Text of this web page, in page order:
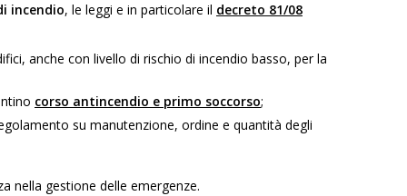
incendio, le leggi e in particolare il decreto 81/08
anche con livello di rischio di incendio basso, per la
corso antincendio e primo soccorso;
su manutenzione, ordine e quantità degli
nella gestione delle emergenze.